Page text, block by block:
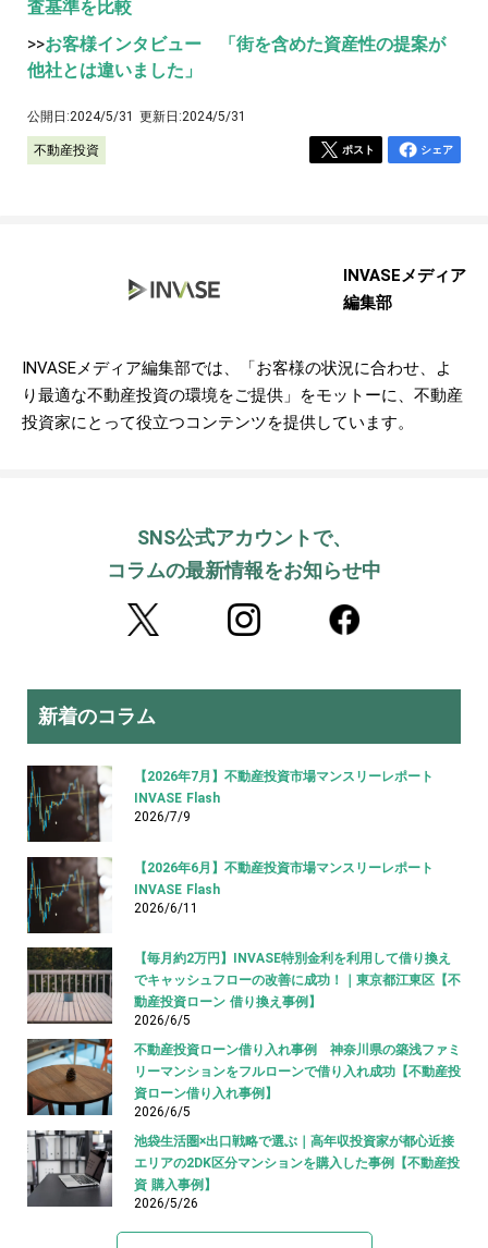
査基準を比較
>>お客様インタビュー 「街を含めた資産性の提案が
他社とは違いました」
公開日:2024/5/31 更新日:2024/5/31
不動産投資 ポスト シェア
INVASEメディア
編集部
INVASEメディア編集部では、「お客様の状況に合わせ、よ
り最適な不動産投資の環境をご提供」をモットーに、不動産
投資家にとって役立つコンテンツを提供しています。
SNS公式アカウントで、
コラムの最新情報をお知らせ中
新着のコラム
【2026年7月】不動産投資市場マンスリーレポート
INVASE Flash
2026/7/9
【2026年6月】不動産投資市場マンスリーレポート
INVASE Flash
2026/6/11
【毎月約2万円】INVASE特別金利を利用して借り換え
でキャッシュフローの改善に成功！｜東京都江東区【不
動産投資ローン 借り換え事例】
2026/6/5
不動産投資ローン借り入れ事例 神奈川県の築浅ファミ
リーマンションをフルローンで借り入れ成功【不動産投
資ローン借り入れ事例】
2026/6/5
池袋生活圏×出口戦略で選ぶ｜高年収投資家が都心近接
エリアの2DK区分マンションを購入した事例【不動産投
資 購入事例】
2026/5/26